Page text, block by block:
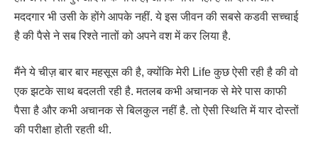
मददगार भी उसी के होंगे आपके नहीं. ये इस जीवन की सबसे कडवी सच्चाई
है की पैसे ने सब रिश्ते नातों को अपने वश में कर लिया है.
मैंने ये चीज़ बार बार महसूस की है, क्योंकि मेरी Life कुछ ऐसी रही है की वो
एक झटके साथ बदलती रही है. मतलब कभी अचानक से मेरे पास काफी
पैसा है और कभी अचानक से बिलकुल नहीं है. तो ऐसी स्थिति में यार दोस्तों
की परीक्षा होती रहती थी.